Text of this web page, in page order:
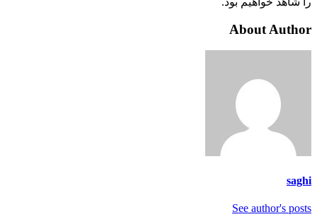
About Author
saghi
See author's posts